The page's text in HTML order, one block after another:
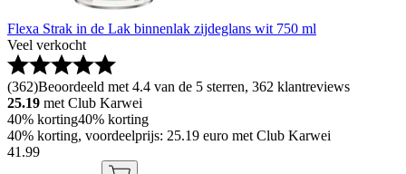
Flexa Strak in de Lak binnenlak zijdeglans wit 750 ml
Veel verkocht
(362)Beoordeeld met 4.4 van de 5 sterren, 362 klantreviews
25.19 met Club Karwei
40% korting40% korting
40% korting, voordeelprijs: 25.19 euro met Club Karwei
41 .99